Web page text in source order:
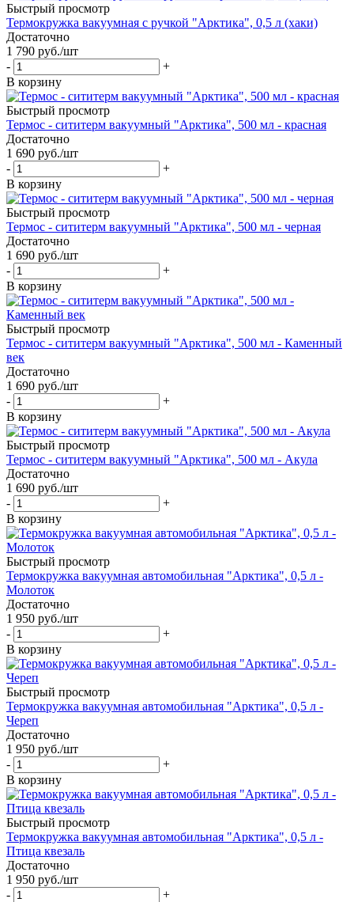
Быстрый просмотр
Термокружка вакуумная с ручкой "Арктика", 0,5 л (хаки)
Достаточно
1 790 руб./шт
-
+
В корзину
Быстрый просмотр
Термос - сититерм вакуумный "Арктика", 500 мл - красная
Достаточно
1 690 руб./шт
-
+
В корзину
Быстрый просмотр
Термос - сититерм вакуумный "Арктика", 500 мл - черная
Достаточно
1 690 руб./шт
-
+
В корзину
Быстрый просмотр
Термос - сититерм вакуумный "Арктика", 500 мл - Каменный
век
Достаточно
1 690 руб./шт
-
+
В корзину
Быстрый просмотр
Термос - сититерм вакуумный "Арктика", 500 мл - Акула
Достаточно
1 690 руб./шт
-
+
В корзину
Быстрый просмотр
Термокружка вакуумная автомобильная "Арктика", 0,5 л -
Молоток
Достаточно
1 950 руб./шт
-
+
В корзину
Быстрый просмотр
Термокружка вакуумная автомобильная "Арктика", 0,5 л -
Череп
Достаточно
1 950 руб./шт
-
+
В корзину
Быстрый просмотр
Термокружка вакуумная автомобильная "Арктика", 0,5 л -
Птица квезаль
Достаточно
1 950 руб./шт
-
+